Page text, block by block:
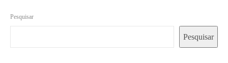
Pesquisar
Pesquisar